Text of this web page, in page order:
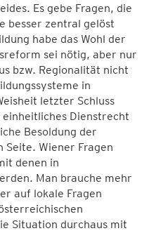
Es gebe Fragen, die
besser zentral gelöst
habe das Wohl der
sei nötig, aber nur
bzw. Regionalität nicht
in
letzter Schluss
einheitliches Dienstrecht
Besoldung der
Seite. Wiener Fragen
denen in
Man brauche mehr
auf lokale Fragen
Situation durchaus mit